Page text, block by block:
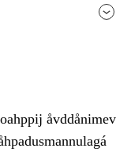
åvddånimev